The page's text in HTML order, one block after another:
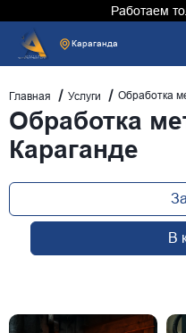
Работаем
Караганда
Главная Услуги Обработка
Обработка
Караганде
В